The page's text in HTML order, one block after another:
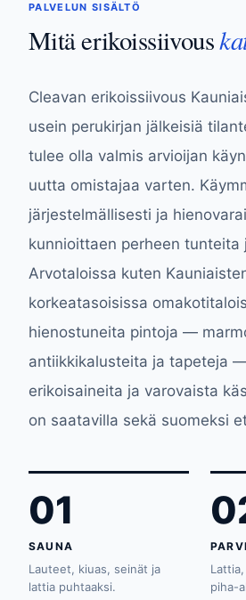
PALVELUN SISÄLTÖ
Mitä erikoissiivous
Cleavan erikoissiivous
usein perukirjan jälkeisiä
tulee olla valmis arvioijan
uutta omistajaa varten.
järjestelmällisesti ja
kunnioittaen perheen tunteita
Arvotaloissa kuten
korkeatasoisissa
hienostuneita pintoja —
antiikkikalusteita ja tapeteja
erikoisaineita ja varovaista
on saatavilla sekä suomeksi
01
SAUNA
Lauteet, kiuas, seinät ja
lattia puhtaaksi.
piha-